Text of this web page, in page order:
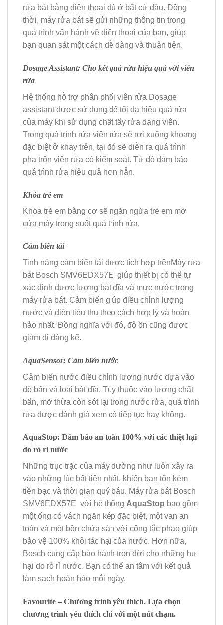
rửa bát bằng điện thoại dù ở bất cứ đâu. Đồng
thời, máy rửa bát sẽ gửi những thông tin trong
quá trình vận hành về điện thoại của bạn, giúp
bạn quan sát một cách dễ dàng và thuận tiện.
Dosage Assistant: Cho kết quả rửa hiệu quả với viên
rửa
Hệ thống hỗ trợ phân phối viên rửa Dosage
assistant được sử dụng để tối đa hiệu quả rửa
của máy khi sử dụng chất tẩy rửa dạng viên.
Trong quá trình rửa viên rửa sẽ rơi xuống khoang
đặc biệt ở khay trên, tại đó sẽ diễn ra quá trình
pha trộn viên rửa có kiểm soát. Từ đó đảm bảo
quá trình rửa hiệu quả hơn hẳn.
Khóa trẻ em
Khóa trẻ em bằng cơ sẽ ngăn ngừa trẻ em mở
cửa máy trong suốt quá trình rửa.
Cảm biến tải
Tinh năng cảm biến tải được tích hợp trênMáy rửa
bát Bosch SMV6EDX57E giúp thiết bị có thể tự
xác định được lượng bát đĩa và mực nước trong
máy rửa bát. Cảm biến giúp điều chỉnh lượng
nước và điện tiêu thụ theo cách hợp lý và hoàn
hảo nhất. Đồng nghĩa với đó, độ ồn cũng được
giảm đi đáng kể.
AquaSensor: Cảm biến nước
Cảm biến nước điều chỉnh lượng nước dựa vào
độ bẩn và loại bát đĩa. Tùy thuộc vào lượng chất
bẩn, mỡ thừa còn sót lại trong nước rửa, quá trình
rửa được đánh giá xem có tiếp tục hay không.
AquaStop: Đảm bảo an toàn 100% với các thiệt hại
do rò rỉ nước
Những trục trặc của máy dường như luôn xảy ra
vào những lúc bất tiện nhất, khiến bạn tốn kém
tiền bạc và thời gian quý báu. Máy rửa bát Bosch
SMV6EDX57E với hệ thống AquaStop bao gồm
một ống có vách ngăn kép đặc biệt, một van an
toàn và một bồn chứa sàn với công tắc phao giúp
bảo vệ 100% khỏi tác hại của nước. Hơn nữa,
Bosch cung cấp bảo hành trọn đời cho những hư
hại do rò rỉ nước. Bạn có thể an tâm với kết quả
làm sạch hoàn hảo mỗi ngày.
Favourite – Chương trình yêu thích. Lựa chọn
chương trình yêu thích chỉ với một nút chạm.